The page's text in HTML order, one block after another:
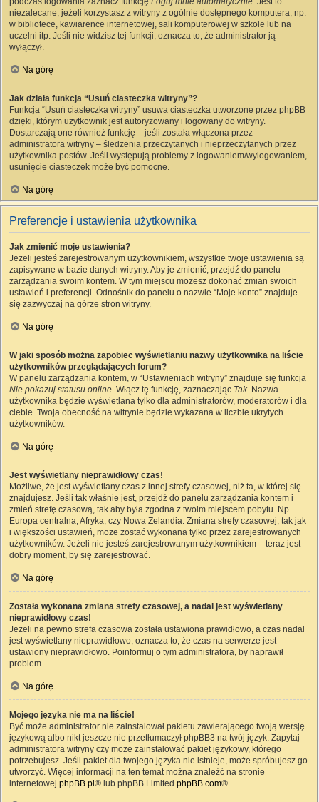
niezalecane, jeżeli korzystasz z witryny z ogólnie dostępnego komputera, np.
w bibliotece, kawiarence internetowej, sali komputerowej w szkole lub na
uczelni itp. Jeśli nie widzisz tej funkcji, oznacza to, że administrator ją
wyłączył.
Na górę
Jak działa funkcja “Usuń ciasteczka witryny”?
Funkcja “Usuń ciasteczka witryny” usuwa ciasteczka utworzone przez phpBB
dzięki, którym użytkownik jest autoryzowany i logowany do witryny.
Dostarczają one również funkcję – jeśli została włączona przez
administratora witryny – śledzenia przeczytanych i nieprzeczytanych przez
użytkownika postów. Jeśli występują problemy z logowaniem/wylogowaniem,
usunięcie ciasteczek może być pomocne.
Na górę
Preferencje i ustawienia użytkownika
Jak zmienić moje ustawienia?
Jeżeli jesteś zarejestrowanym użytkownikiem, wszystkie twoje ustawienia są
zapisywane w bazie danych witryny. Aby je zmienić, przejdź do panelu
zarządzania swoim kontem. W tym miejscu możesz dokonać zmian swoich
ustawień i preferencji. Odnośnik do panelu o nazwie “Moje konto” znajduje
się zazwyczaj na górze stron witryny.
Na górę
W jaki sposób można zapobiec wyświetlaniu nazwy użytkownika na liście
użytkowników przeglądających forum?
W panelu zarządzania kontem, w “Ustawieniach witryny” znajduje się funkcja
Nie pokazuj statusu online. Włącz tę funkcję, zaznaczając Tak. Nazwa
użytkownika będzie wyświetlana tylko dla administratorów, moderatorów i dla
ciebie. Twoja obecność na witrynie będzie wykazana w liczbie ukrytych
użytkowników.
Na górę
Jest wyświetlany nieprawidłowy czas!
Możliwe, że jest wyświetlany czas z innej strefy czasowej, niż ta, w której się
znajdujesz. Jeśli tak właśnie jest, przejdź do panelu zarządzania kontem i
zmień strefę czasową, tak aby była zgodna z twoim miejscem pobytu. Np.
Europa centralna, Afryka, czy Nowa Zelandia. Zmiana strefy czasowej, tak jak
i większości ustawień, może zostać wykonana tylko przez zarejestrowanych
użytkowników. Jeżeli nie jesteś zarejestrowanym użytkownikiem – teraz jest
dobry moment, by się zarejestrować.
Na górę
Została wykonana zmiana strefy czasowej, a nadal jest wyświetlany
nieprawidłowy czas!
Jeżeli na pewno strefa czasowa została ustawiona prawidłowo, a czas nadal
jest wyświetlany nieprawidłowo, oznacza to, że czas na serwerze jest
ustawiony nieprawidłowo. Poinformuj o tym administratora, by naprawił
problem.
Na górę
Mojego języka nie ma na liście!
Być może administrator nie zainstalował pakietu zawierającego twoją wersję
językową albo nikt jeszcze nie przetłumaczył phpBB3 na twój język. Zapytaj
administratora witryny czy może zainstalować pakiet językowy, którego
potrzebujesz. Jeśli pakiet dla twojego języka nie istnieje, może spróbujesz go
utworzyć. Więcej informacji na ten temat można znaleźć na stronie
internetowej phpBB.pl ® lub phpBB Limited phpBB.com®